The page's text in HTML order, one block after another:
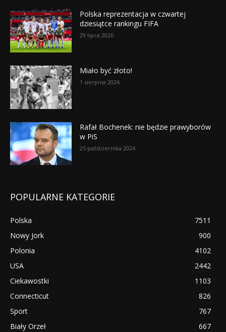
Polska reprezentacja w czwartej
dziesiątce rankingu FIFA
29 lipca 2026
Miało być złoto!
1 sierpnia 2026
Rafał Bochenek: nie będzie prawyborów
w PiS
25 października 2024
POPULARNE KATEGORIE
Polska
7511
Nowy Jork
900
Polonia
4102
USA
2442
Ciekawostki
1103
Connecticut
826
Sport
767
Biały Orzeł
667